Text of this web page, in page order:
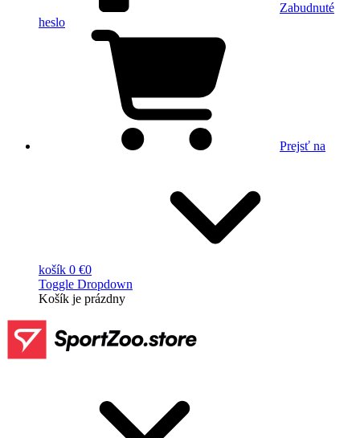
Zabudnuté
heslo
Prejsť na
košík 0 €0
Toggle Dropdown
Košík je prázdny